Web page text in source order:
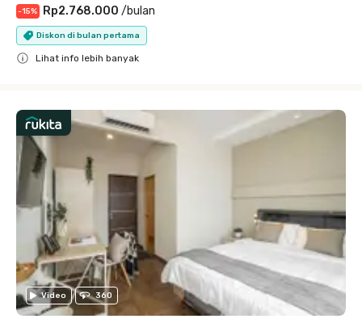
-15% Rp2.768.000 /bulan
Diskon di bulan pertama
Lihat info lebih banyak
Video 360